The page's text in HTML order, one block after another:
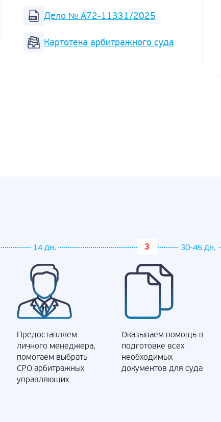
Дело № А72-11331/2025
Картотека арбитражного суда
14 дн.
Предоставляем
личного менеджера,
помогаем выбрать
СРО арбитражных
управляющих
30-45 дн.
Оказываем помощь в
подготовке всех
необходимых
документов для суда